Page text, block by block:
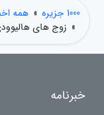
1000 جزیره » همه
» زوج های
خبرنامه